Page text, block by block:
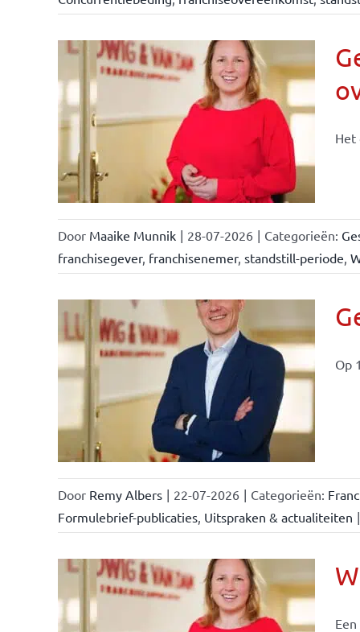
Het
Door Maaike Munnik | 28-07-2026 | Categorieën:
franchisegever, franchisenemer, standstill-periode,
Op
Door Remy Albers | 22-07-2026 | Categorieën:
Formulebrief-publicaties, Uitspraken & actualiteiten |